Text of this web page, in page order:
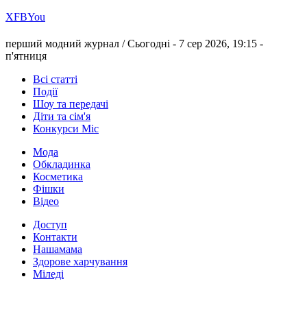
ХFBYou
перший модний журнал /Сьогодні - 7 сер 2026, 19:15 -
п'ятниця
Всі статті
Події
Шоу та передачі
Діти та сім'я
Конкурси Міс
Мода
Обкладинка
Косметика
Фішки
Відео
Доступ
Контакти
Нашамама
Здорове харчування
Міледі